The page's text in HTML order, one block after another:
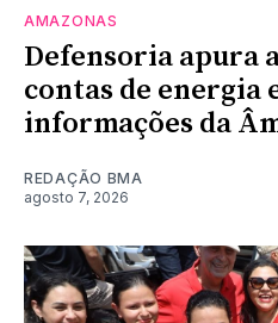
AMAZONAS
Defensoria apura
contas de energia
informações da
REDAÇÃO BMA
agosto 7, 2026